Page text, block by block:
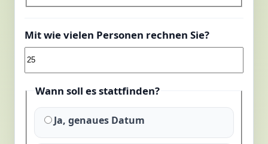
Mit wie vielen Personen rechnen Sie?
Wann soll es stattfinden?
Ja, genaues Datum